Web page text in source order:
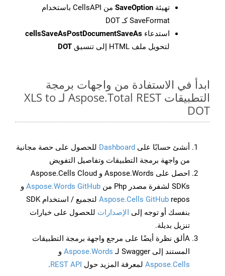
تهيئة SaveOption
من CellsAPI باستخدام
SaveFormat كـ DOT
استدعاء cellsSaveAsPostDocumentSaveAs
لتحويل ملف HTML إلى تنسيق
DOT
ابدأ في الاستفادة من واجهات برمجة
التطبيقات Aspose.Total REST لـ XLS to
DOT
أنشئ حسابًا على Dashboard للحصول على حصة مجانية
من واجهة برمجة التطبيقات وتفاصيل التفويض
احصل على Aspose.Words و Aspose.Cells Cloud
SDKs لشفرة مصدر Php من
Aspose.Words GitHub و
Aspose.Cells GitHub
repos لتجميع / استخدام SDK
بنفسك أو توجه إلى الإصدارات للحصول على خيارات
تنزيل بديلة.
Aألق نظرة أيضًا على مرجع واجهة برمجة التطبيقات
المستند إلى Swagger لـ
Aspose.Words و
Aspose.Cells لمعرفة المزيد حول REST API
.